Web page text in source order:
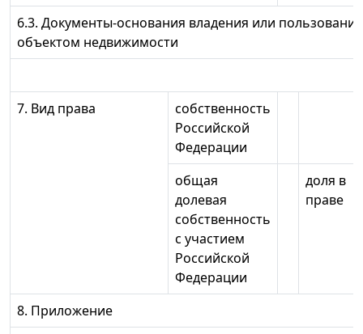
6.3. Документы-основания владения или пользования
объектом недвижимости
7. Вид права
собственность
Российской
Федерации
общая
долевая
собственность
с участием
Российской
Федерации
доля в
праве
8. Приложение